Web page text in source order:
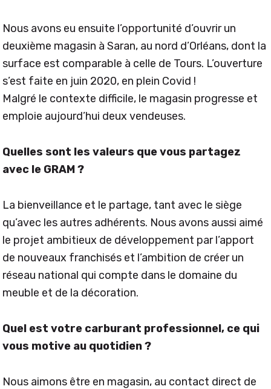
Nous avons eu ensuite l’opportunité d’ouvrir un
deuxième magasin à Saran, au nord d’Orléans, dont la
surface est comparable à celle de Tours. L’ouverture
s’est faite en juin 2020, en plein Covid !
Malgré le contexte difficile, le magasin progresse et
emploie aujourd’hui deux vendeuses.
Quelles sont les valeurs que vous partagez
avec le GRAM ?
La bienveillance et le partage, tant avec le siège
qu’avec les autres adhérents. Nous avons aussi aimé
le projet ambitieux de développement par l’apport
de nouveaux franchisés et l’ambition de créer un
réseau national qui compte dans le domaine du
meuble et de la décoration.
Quel est votre carburant professionnel, ce qui
vous motive au quotidien ?
Nous aimons être en magasin, au contact direct de